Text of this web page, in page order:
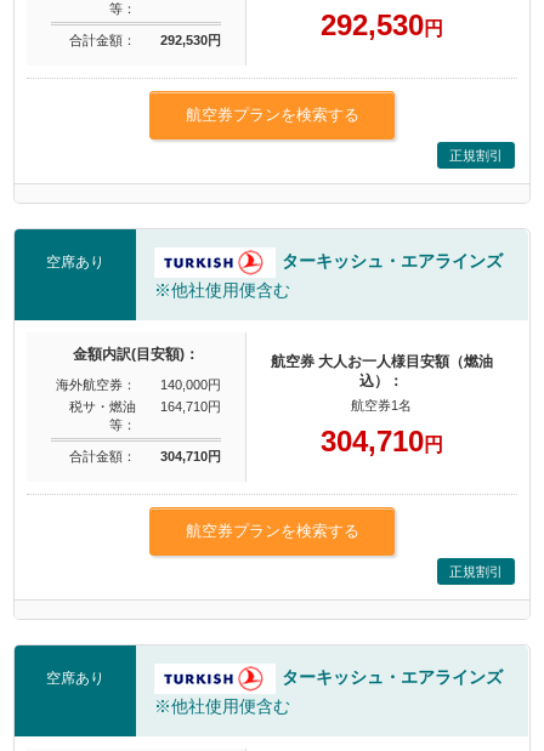
等：
合計金額： 292,530円 292,530円
航空券プランを検索する
正規割引
空席あり
ターキッシュ・エアラインズ
※他社使用便含む
金額内訳(目安額)：
海外航空券：
140,000円
税サ・燃油
等：
164,710円
合計金額： 304,710円
航空券 大人お一人様目安額（燃油
込）：
航空券1名
304,710円
航空券プランを検索する
正規割引
空席あり
ターキッシュ・エアラインズ
※他社使用便含む